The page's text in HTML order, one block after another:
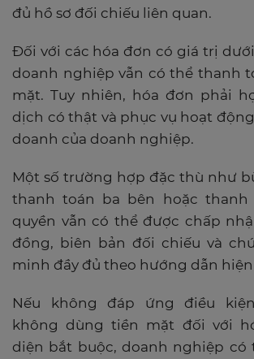
đủ hồ sơ đối chiếu liên quan.
Đối với các hóa đơn có giá trị
doanh nghiệp vẫn có thể thanh
mặt. Tuy nhiên, hóa đơn phải
dịch có thật và phục vụ hoạt
doanh của doanh nghiệp.
Một số trường hợp đặc thù như
thanh toán ba bên hoặc thanh
quyền vẫn có thể được chấp
đồng, biên bản đối chiếu và
minh đầy đủ theo hướng dẫn
Nếu không đáp ứng điều
không dùng tiền mặt đối với
diện bắt buộc, doanh nghiệp có